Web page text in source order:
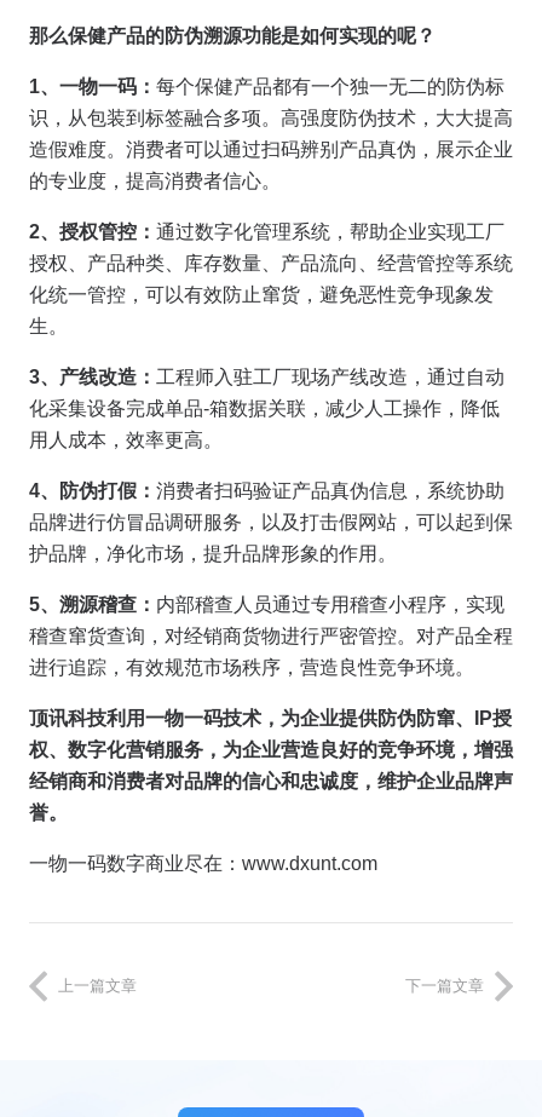
那么保健产品的防伪溯源功能是如何实现的呢？
1、一物一码： 每个保健产品都有一个独一无二的防伪标
识，从包装到标签融合多项。高强度防伪技术，大大提高
造假难度。消费者可以通过扫码辨别产品真伪，展示企业
的专业度，提高消费者信心。
2、授权管控： 通过数字化管理系统，帮助企业实现工厂
授权、产品种类、库存数量、产品流向、经营管控等系统
化统一管控，可以有效防止窜货，避免恶性竞争现象发
生。
3、产线改造： 工程师入驻工厂现场产线改造，通过自动
化采集设备完成单品-箱数据关联，减少人工操作，降低
用人成本，效率更高。
4、防伪打假： 消费者扫码验证产品真伪信息，系统协助
品牌进行仿冒品调研服务，以及打击假网站，可以起到保
护品牌，净化市场，提升品牌形象的作用。
5、溯源稽查： 内部稽查人员通过专用稽查小程序，实现
稽查窜货查询，对经销商货物进行严密管控。对产品全程
进行追踪，有效规范市场秩序，营造良性竞争环境。
顶讯科技利用一物一码技术，为企业提供防伪防窜、IP授
权、数字化营销服务，为企业营造良好的竞争环境，增强
经销商和消费者对品牌的信心和忠诚度，维护企业品牌声
誉。
一物一码数字商业尽在：www.dxunt.com
上一篇文章 下一篇文章